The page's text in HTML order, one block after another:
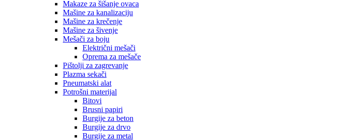
Makaze za šišanje ovaca
Mašine za kanalizaciju
Mašine za krečenje
Mašine za šivenje
Mešači za boju
Električni mešači
Oprema za mešače
Pištolji za zagrevanje
Plazma sekači
Pneumatski alat
Potrošni materijal
Bitovi
Brusni papiri
Burgije za beton
Burgije za drvo
Burgije za metal